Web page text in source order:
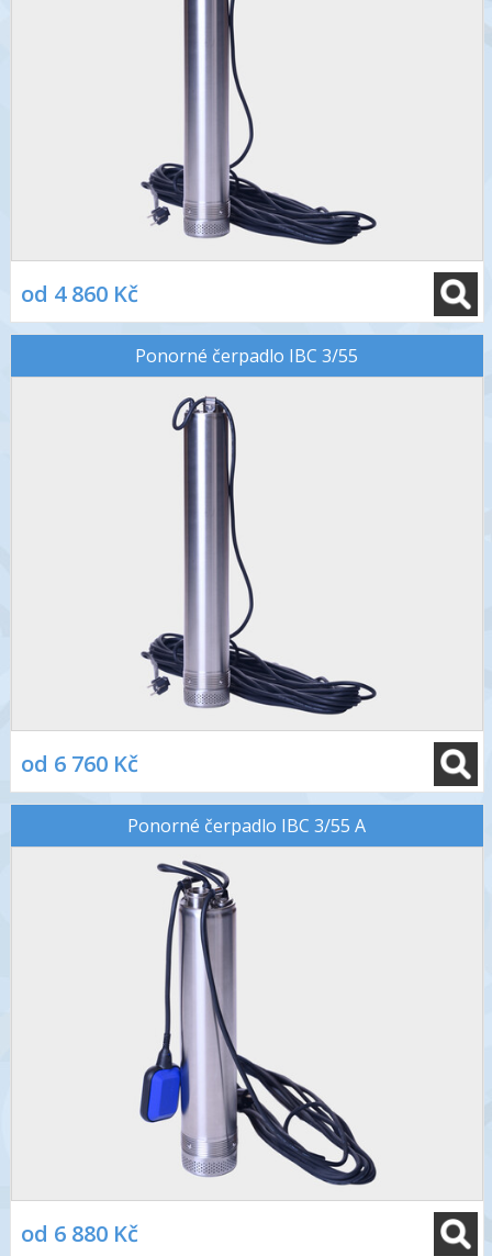
od 4 860 Kč
Ponorné čerpadlo IBC 3/55
od 6 760 Kč
Ponorné čerpadlo IBC 3/55 A
od 6 880 Kč